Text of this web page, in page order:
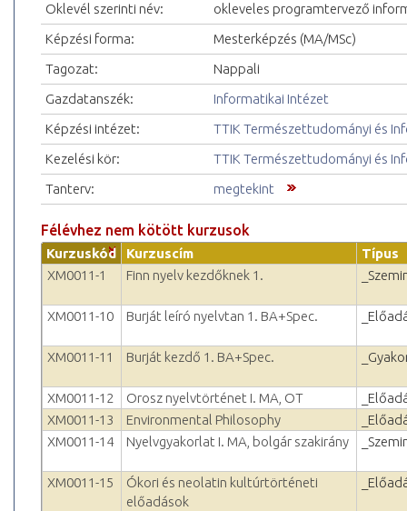
Oklevél szerinti név:
okleveles programtervező
Képzési forma:
Mesterképzés (MA/MSc)
Tagozat:
Nappali
Gazdatanszék:
Informatikai Intézet
Képzési intézet:
TTIK Természettudományi és
Kezelési kör:
TTIK Természettudományi és
Tanterv:
megtekint
Félévhez nem kötött kurzusok
Kurzuskód Kurzuscím
Típus
XM0011-1
Finn nyelv kezdőknek 1.
XM0011-10 Burját leíró nyelvtan 1. BA+Spec.
XM0011-11 Burját kezdő 1. BA+Spec.
XM0011-12 Orosz nyelvtörténet I. MA, OT
XM0011-13
Environmental Philosophy
XM0011-14
Nyelvgyakorlat I. MA, bolgár szakirány
XM0011-15
Ókori és neolatin kultúrtörténeti
előadások